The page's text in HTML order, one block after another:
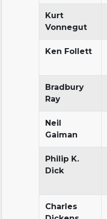
Kurt
Vonnegut
Ken Follett
Bradbury
Ray
Neil
Gaiman
Philip K.
Dick
Charles